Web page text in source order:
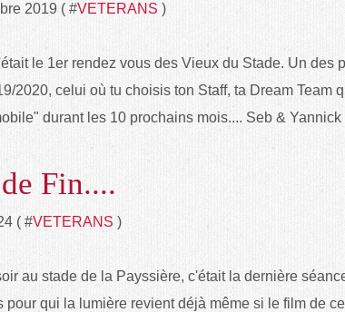
2019 ( #VETERANS )
le 1er rendez vous des Vieux du Stade. Un des
2020, celui où tu choisis ton Staff, ta Dream Team
durant les 10 prochains mois.... Seb &
Fin....
( #VETERANS )
au stade de la Payssière, c'était la dernière
pour qui la lumière revient déjà même si le film de